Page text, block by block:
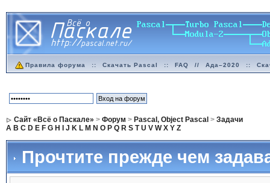
Правила форума :: Скачать Pascal :: FAQ // Ада–2020 ::
Сайт «Всё о Паскале» > Форум > Pascal, Object Pascal > Задачи
A B C D E F G H J K L M N O P Q R S T U V W X Y Z
Прочтите прежде чем